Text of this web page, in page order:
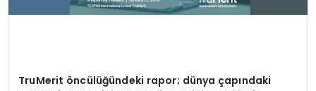
TruMerit öncülüğündeki rapor; dünya çapındaki